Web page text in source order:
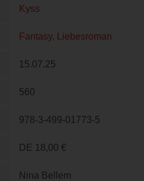
Kyss
Fantasy, Liebesroman
15.07.25
560
978-3-499-01773-5
DE 18,00 €
Nina Bellem